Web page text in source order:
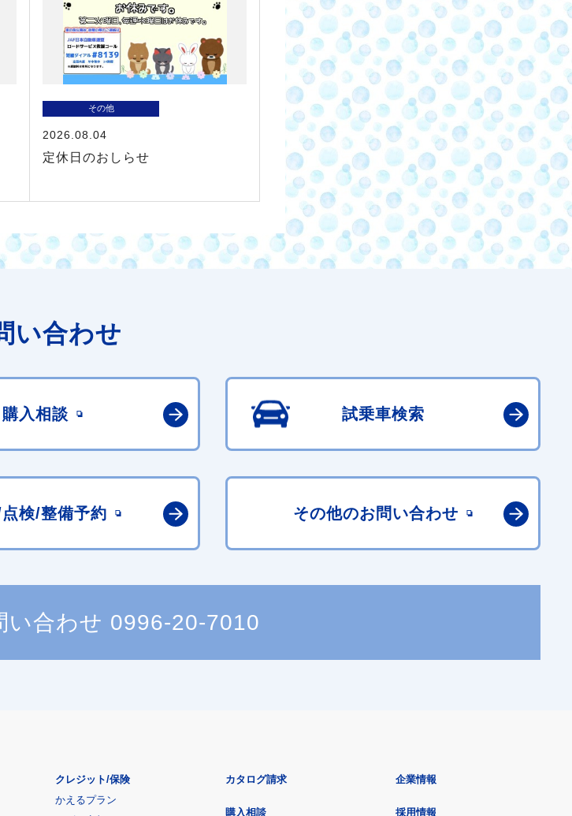
その他
2026.08.04
定休日のおしらせ
い合わせ
購入相談 試乗車検索
検/整備予約 その他のお問い合わせ
い合わせ 0996-20-7010
クレジット/保険
かえるプラン
カタログ請求
購入相談
企業情報
採用情報